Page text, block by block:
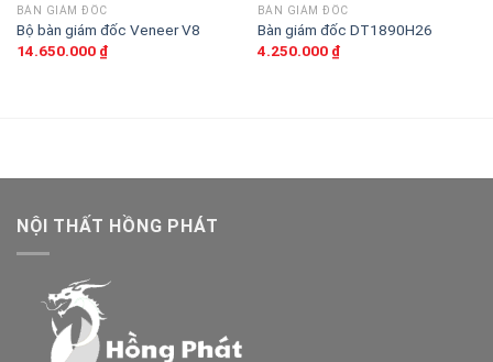
BÀN GIÁM ĐỐC
Bộ bàn giám đốc Veneer V8
14.650.000 ₫
BÀN GIÁM ĐỐC
Bàn giám đốc DT1890H26
4.250.000 ₫
NỘI THẤT HỒNG PHÁT